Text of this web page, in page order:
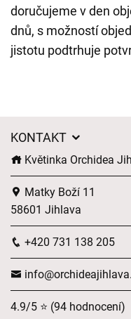
doručujeme v den
dnů, s možností
jistotu podtrhuje
KONTAKT
Květinka Orchidea
Matky Boží 11
58601 Jihlava
+420 731 138 205
4.9/5 ⭐ (94 hodnocení)